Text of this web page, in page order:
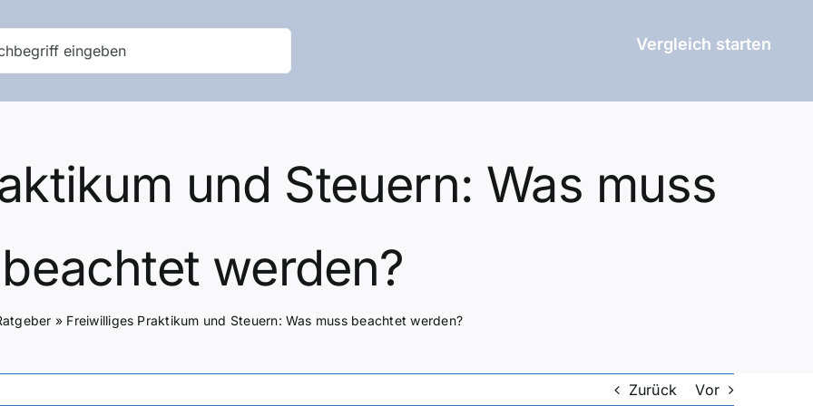
Vergleich starten
und Steuern: Was muss
beachtet werden?
» Freiwilliges Praktikum und Steuern: Was muss beachtet werden?
Zurück Vor